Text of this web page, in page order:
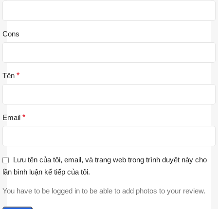
Cons
Tên *
Email *
Lưu tên của tôi, email, và trang web trong trình duyệt này cho
lần bình luận kế tiếp của tôi.
You have to be logged in to be able to add photos to your review.